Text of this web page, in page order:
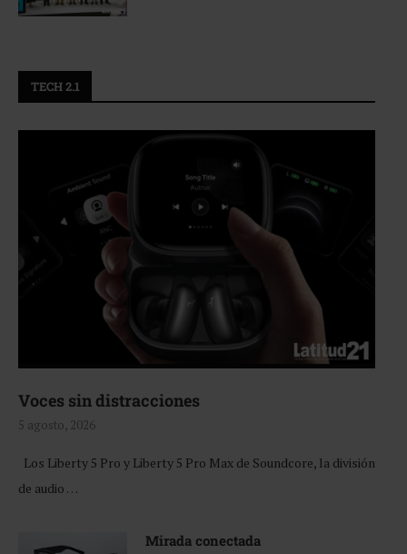
TECH 2.1
Voces sin distracciones
5 agosto, 2026
Los Liberty 5 Pro y Liberty 5 Pro Max de Soundcore, la división
de audio …
Mirada conectada